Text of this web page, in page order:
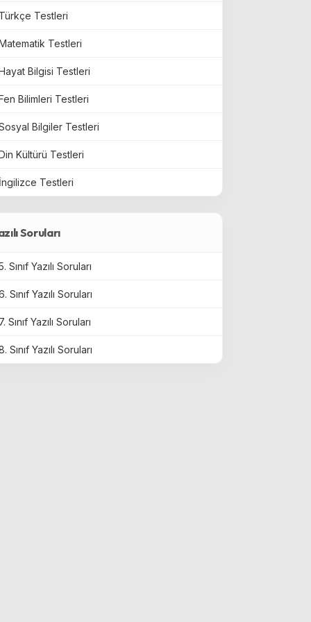
Testleri
Testleri
Bilgisi Testleri
Bilimleri Testleri
Bilgiler Testleri
Kültürü Testleri
Testleri
Soruları
Sınıf Yazılı Soruları
Sınıf Yazılı Soruları
Sınıf Yazılı Soruları
Sınıf Yazılı Soruları